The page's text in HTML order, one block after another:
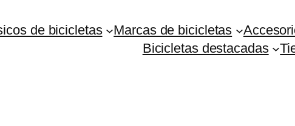
de bicicletas Marcas de bicicletas
Bicicletas destacadas